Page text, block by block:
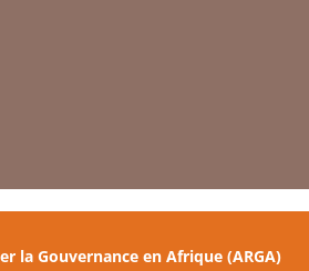
la Gouvernance en Afrique (ARGA)